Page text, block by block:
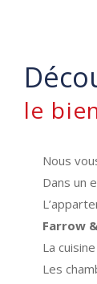
le
Nous
Dans un
Farrow
La
Les